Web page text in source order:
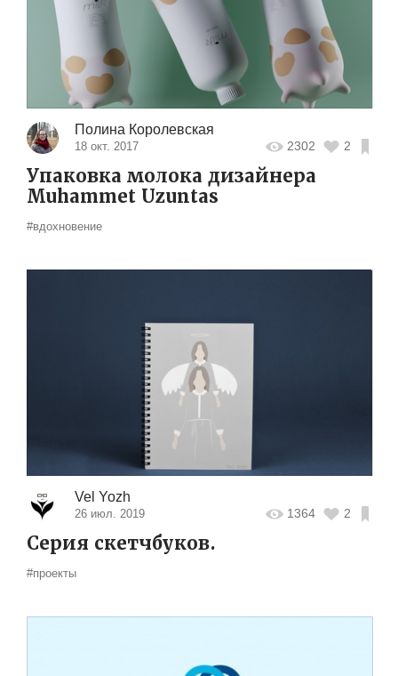
Полина Королевская
18 окт. 2017 2302 2
Упаковка молока дизайнера
Muhammet Uzuntas
#вдохновение
Vel Yozh
26 июл. 2019 1364 2
Серия скетчбуков.
#проекты